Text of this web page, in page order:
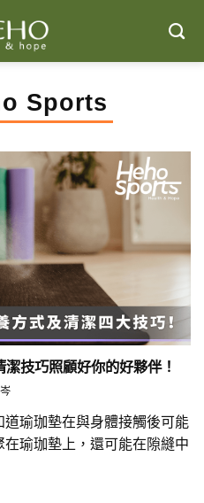
Sports
技巧照顧好你的好夥伴！
瑜珈墊在與身體接觸後可能
瑜珈墊上，還可能在隙縫中